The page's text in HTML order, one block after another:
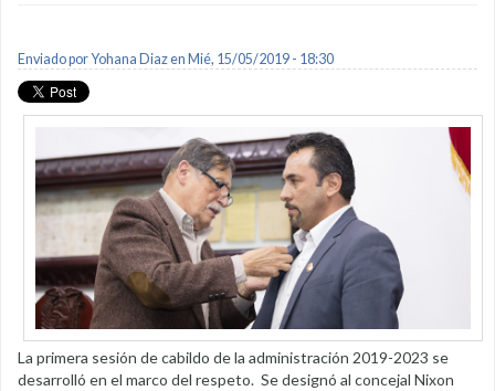
Enviado porYohana Diazen Mié, 15/05/2019 - 18:30
La primera sesión de cabildo de la administración 2019-2023 se
desarrolló en el marco del respeto. Se designó al concejal Nixon